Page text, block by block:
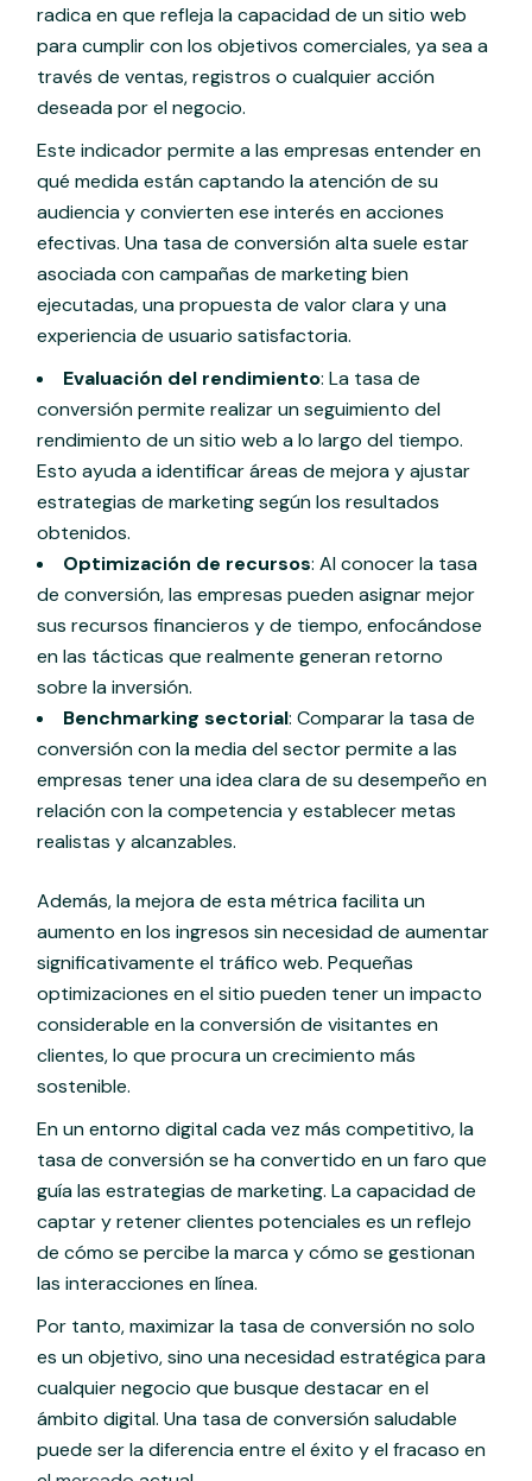
radica en que refleja la capacidad de un sitio web
para cumplir con los objetivos comerciales, ya sea a
través de ventas, registros o cualquier acción
deseada por el negocio.
Este indicador permite a las empresas entender en
qué medida están captando la atención de su
audiencia y convierten ese interés en acciones
efectivas. Una tasa de conversión alta suele estar
asociada con campañas de marketing bien
ejecutadas, una propuesta de valor clara y una
experiencia de usuario satisfactoria.
Evaluación del rendimiento: La tasa de
conversión permite realizar un seguimiento del
rendimiento de un sitio web a lo largo del tiempo.
Esto ayuda a identificar áreas de mejora y ajustar
estrategias de marketing según los resultados
obtenidos.
Optimización de recursos: Al conocer la tasa
de conversión, las empresas pueden asignar mejor
sus recursos financieros y de tiempo, enfocándose
en las tácticas que realmente generan retorno
sobre la inversión.
Benchmarking sectorial: Comparar la tasa de
conversión con la media del sector permite a las
empresas tener una idea clara de su desempeño en
relación con la competencia y establecer metas
realistas y alcanzables.
Además, la mejora de esta métrica facilita un
aumento en los ingresos sin necesidad de aumentar
significativamente el tráfico web. Pequeñas
optimizaciones en el sitio pueden tener un impacto
considerable en la conversión de visitantes en
clientes, lo que procura un crecimiento más
sostenible.
En un entorno digital cada vez más competitivo, la
tasa de conversión se ha convertido en un faro que
guía las estrategias de marketing. La capacidad de
captar y retener clientes potenciales es un reflejo
de cómo se percibe la marca y cómo se gestionan
las interacciones en línea.
Por tanto, maximizar la tasa de conversión no solo
es un objetivo, sino una necesidad estratégica para
cualquier negocio que busque destacar en el
ámbito digital. Una tasa de conversión saludable
puede ser la diferencia entre el éxito y el fracaso en